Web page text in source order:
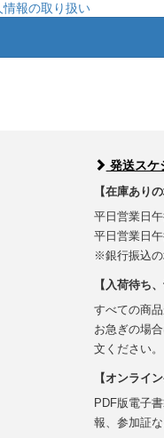
情報の取り扱い
発送スケ
【在庫ありの
平日営業日
平日営業日
※銀行振込の
【入荷待ち
すべての商
お急ぎの場
文ください。
【オンライ
PDF版電子
報、参加証